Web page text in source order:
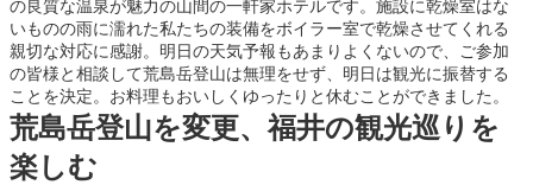
の良質な温泉が魅力の山間の一軒家ホテルです。施設に乾燥室はな
いものの雨に濡れた私たちの装備をボイラー室で乾燥させてくれる
親切な対応に感謝。明日の天気予報もあまりよくないので、ご参加
の皆様と相談して荒島岳登山は無理をせず、明日は観光に振替する
ことを決定。お料理もおいしくゆったりと休むことができました。
荒島岳登山を変更、福井の観光巡りを
楽しむ